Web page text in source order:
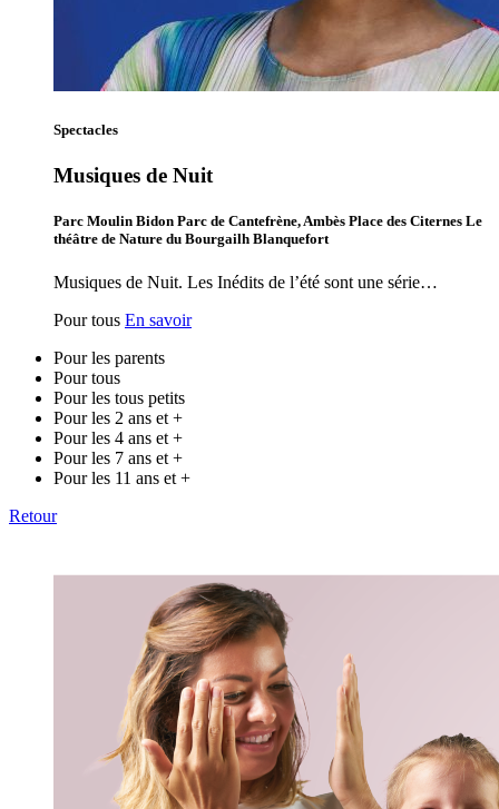
Spectacles
Musiques de Nuit
Parc Moulin Bidon Parc de Cantefrène, Ambès Place des Citernes Le
théâtre de Nature du Bourgailh Blanquefort
Musiques de Nuit. Les Inédits de l’été sont une série…
Pour tous En savoir
Pour les parents
Pour tous
Pour les tous petits
Pour les 2 ans et +
Pour les 4 ans et +
Pour les 7 ans et +
Pour les 11 ans et +
Retour